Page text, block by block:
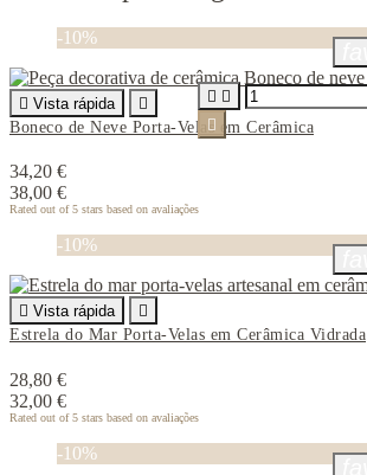
-10%
 Vista rápida

Boneco de Neve Porta-Velas em Cerâmica
34,20 €
38,00 €
Rated out of 5 stars based on avaliações
 

-10%
 Vista rápida

Estrela do Mar Porta-Velas em Cerâmica Vidrada
28,80 €
32,00 €
Rated out of 5 stars based on avaliações
-10%